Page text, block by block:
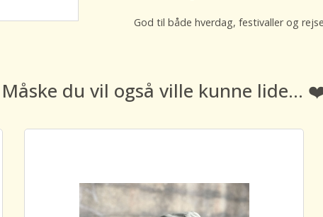
God til både hverdag, festivaller og
Måske du vil også ville kunne lide...